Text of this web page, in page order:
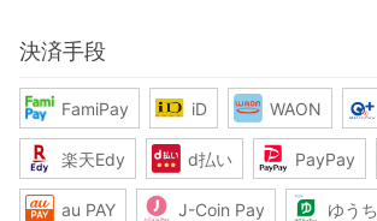
決済手段
FamiPay iD WAON
楽天Edy d払い PayPay
au PAY J-Coin Pay ゆう